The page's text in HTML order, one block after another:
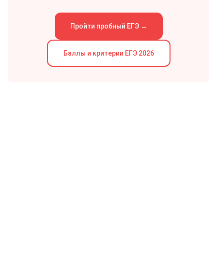
Пройти пробный ЕГЭ→
Баллы и критерии ЕГЭ2026